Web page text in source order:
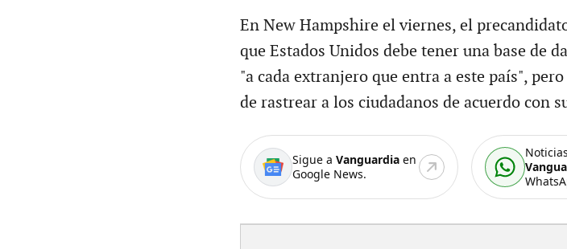
En New Hampshire el viernes, el
que Estados Unidos debe tener una base de
"a cada extranjero que entra a este país",
de rastrear a los ciudadanos de acuerdo con
Sigue a Vanguardiaen
Google News.